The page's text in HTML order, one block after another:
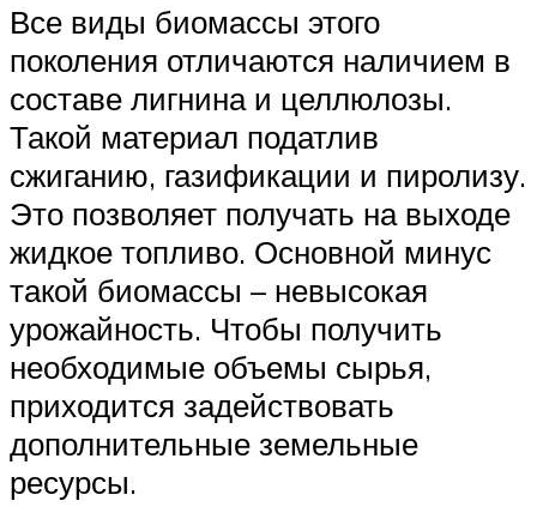
Все виды биомассы этого
поколения отличаются наличием в
составе лигнина и целлюлозы.
Такой материал податлив
сжиганию, газификации и пиролизу.
Это позволяет получать на выходе
жидкое топливо. Основной минус
такой биомассы – невысокая
урожайность. Чтобы получить
необходимые объемы сырья,
приходится задействовать
дополнительные земельные
ресурсы.